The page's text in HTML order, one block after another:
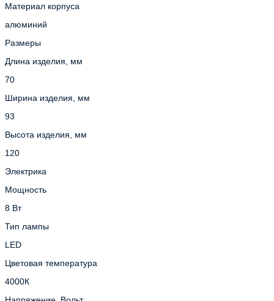
Материал корпуса
алюминий
Размеры
Длина изделия, мм
70
Ширина изделия, мм
93
Высота изделия, мм
120
Электрика
Мощность
8 Вт
Тип лампы
LED
Цветовая температура
4000К